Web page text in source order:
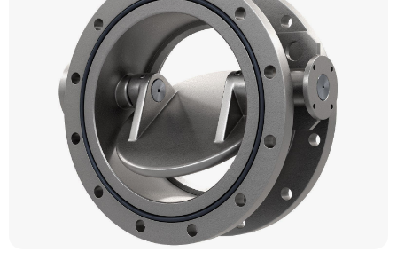
+7 (495) 215-24-81
Заказать звонок
zakaz325@ks-rus.com
Email для связи
Одинцово, Внуковская 9, пав. 31
Пункт выдачи заказов